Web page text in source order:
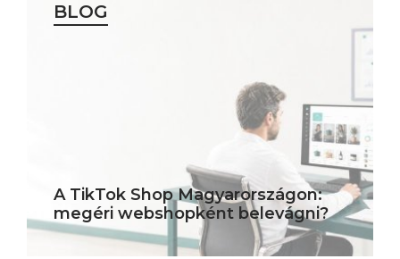
BLOG
A TikTok Shop Magyarországon:
megéri webshopként belevágni?